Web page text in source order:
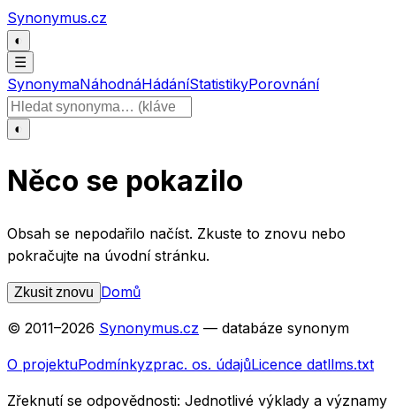
Přeskočit na obsah
Synonymus.cz
◐
☰
SynonymaNáhodnáHádáníStatistikyPorovnání
Hledat slovo
◐
Něco se pokazilo
Obsah se nepodařilo načíst. Zkuste to znovu nebo
pokračujte na úvodní stránku.
Zkusit znovu Domů
© 2011–2026 Synonymus.cz — databáze synonym
O projektuPodmínkyzprac. os. údajůLicence datllms.txt
Zřeknutí se odpovědnosti: Jednotlivé výklady a významy